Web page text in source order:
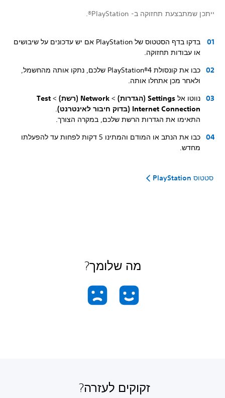
ייתכן שמתבצעת תחזוקה ב- PlayStation®.
בדקו בדף הסטטוס של PlayStation אם יש עדכונים על שיבושים
או עבודות תחזוקה.
כבו את קונסולת PlayStation®4‏ שלכם, נתקו אותה מהחשמל,
ולאחר מכן אתחלו אותה.
נווטו אל Settings (הגדרות) > Network (רשת) >
Test
Internet Connection (בדוק חיבור לאינטרנט)
.
התאימו את הגדרות הרשת שלכם, במקרה הצורך.
כבו את הנתב או המודם והמתינו 5 דקות לפחות עד להפעלתו
מחדש.
סטטוס PlayStation
מה שלומך?
זקוקים לעזרה?